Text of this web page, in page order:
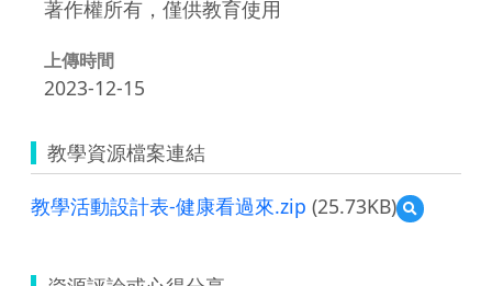
著作權所有，僅供教育使用
上傳時間
2023-12-15
教學資源檔案連結
教學活動設計表-健康看過來.zip (25.73KB)
預
覽